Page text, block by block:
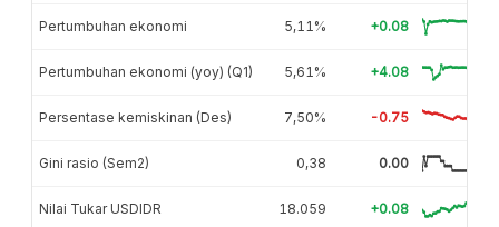
Pertumbuhan ekonomi 5,11% +0.08
Pertumbuhan ekonomi (yoy) (Q1) 5,61% +4.08
Persentase kemiskinan (Des) 7,50% -0.75
Gini rasio (Sem2) 0,38 0.00
Nilai Tukar USDIDR 18.059 +0.08